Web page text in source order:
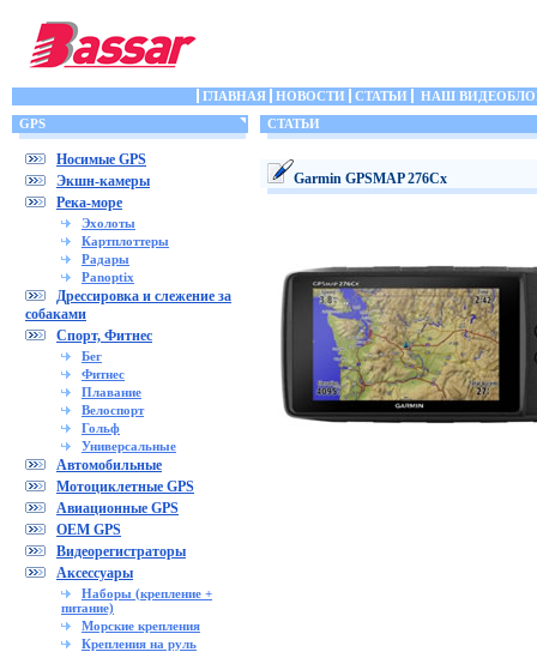
ГЛАВНАЯ НОВОСТИ СТАТЬИ
НАШ
GPS
Носимые GPS
Экшн-камеры
Река-море
Эхолоты
Картплоттеры
Радары
Panoptix
Дрессировка и слежение за
собаками
Спорт, Фитнес
Бег
Фитнес
Плавание
Велоспорт
Гольф
Универсальные
Автомобильные
Мотоциклетные GPS
Авиационные GPS
OEM GPS
Видеорегистраторы
Аксессуары
Наборы (крепление +
питание)
Морские крепления
Крепления на руль
СТАТЬИ
Garmin GPSMAP 276Cx